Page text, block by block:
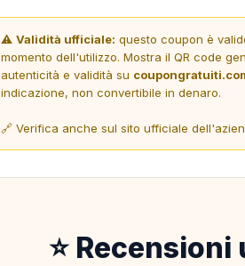
⚠️ Validità ufficiale: questo coupon è
momento dell'utilizzo. Mostra il QR code
autenticità e validità su
indicazione, non convertibile in denaro.
🔗 Verifica anche sul sito ufficiale
⭐